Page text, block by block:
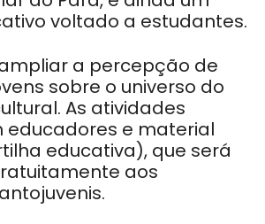
voltado a estudantes.
a percepção de
sobre o universo do
As atividades
educadores e material
educativa), que será
aos